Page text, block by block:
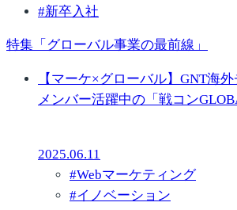
#新卒入社
特集「グローバル事業の最前線」
【マーケ×グローバル】GNT海
メンバー活躍中の「戦コン
2025.06.11
#Webマーケティング
#イノベーション